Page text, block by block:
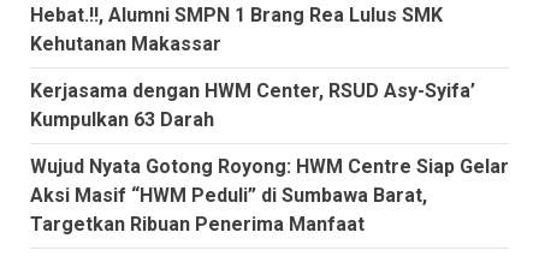
Hebat.!!, Alumni SMPN 1 Brang Rea Lulus SMK
Kehutanan Makassar
Kerjasama dengan HWM Center, RSUD Asy-Syifa’
Kumpulkan 63 Darah
Wujud Nyata Gotong Royong: HWM Centre Siap Gelar
Aksi Masif “HWM Peduli” di Sumbawa Barat,
Targetkan Ribuan Penerima Manfaat